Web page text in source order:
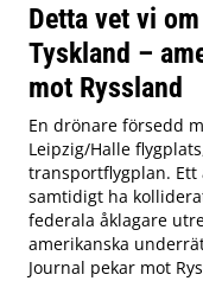
Detta vet vi
Tyskland –
mot Ryssland
En drönare försedd
Leipzig/Halle
transportflygplan. Ett
samtidigt ha
federala åklagare
amerikanska
Journal pekar mot